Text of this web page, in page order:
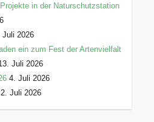
in der Naturschutzstation
Juli 2026
ein zum Fest der Artenvielfalt
Juli 2026
4. Juli 2026
2. Juli 2026